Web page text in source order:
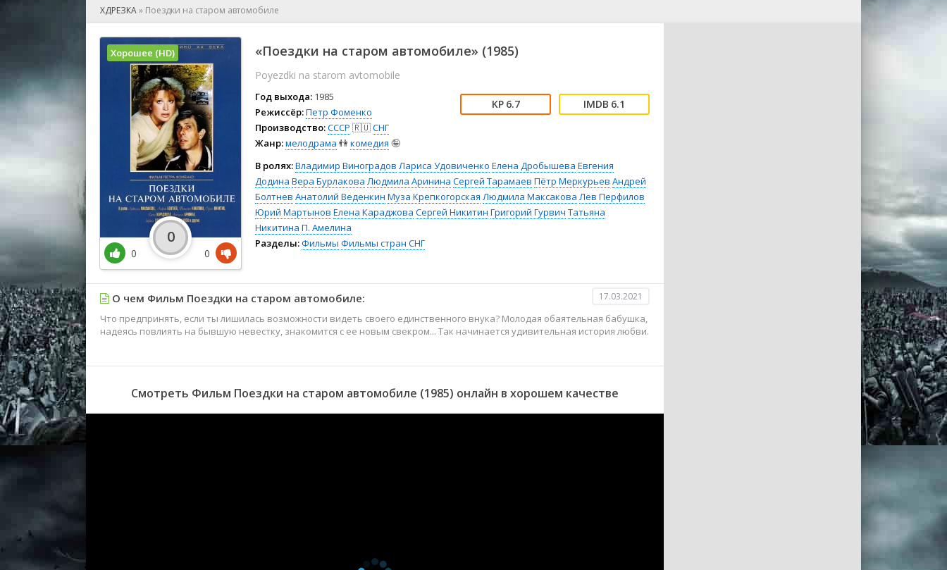
🕺 Мюзикл
👨‍💼 Новости
👨‍💻 Реальное тв
🎤 Ток-шоу
😱 Ужасы
🧙‍♀️ Фантастика
🤠 Фильм-нуар
🧝‍♂️ Фэнтези
🏅 Церемония
ХДРЕЗКА» Поездки на старом автомобиле
«Поездки на старом автомобиле» (1985)
Poyezdki na starom avtomobile
Год выхода: 1985
Режиссёр:Петр Фоменко
Производство:СССР 🇷🇺СНГ
Жанр:мелодрама 👫комедия 🤪
6.7 6.1
В ролях:Владимир Виноградов Лариса Удовиченко Елена Дробышева Евгения
Додина Вера Бурлакова Людмила Аринина Сергей Тарамаев Пётр Меркурьев Андрей
Болтнев Анатолий Веденкин Муза Крепкогорская Людмила Максакова Лев Перфилов
Юрий Мартынов Елена Караджова Сергей Никитин Григорий Гурвич Татьяна
Никитина П. Амелина
Разделы:Фильмы Фильмы стран СНГ
Хорошее (HD)
0
0
0
О чем Фильм Поездки на старом автомобиле: 17.03.2021
Что предпринять, если ты лишилась возможности видеть своего единственного внука? Молодая обаятельная бабушка,
надеясь повлиять на бывшую невестку, знакомится с ее новым свекром... Так начинается удивительная история любви.
Смотреть Фильм Поездки на старом автомобиле (1985) онлайн в хорошем качестве